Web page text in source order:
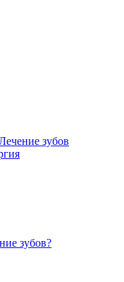
зубов
зубов?